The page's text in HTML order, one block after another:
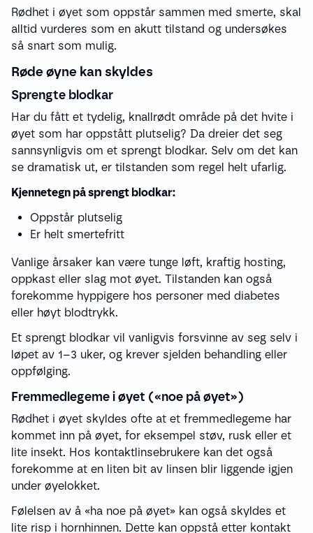
Rødhet i øyet som oppstår sammen med smerte, skal
alltid vurderes som en akutt tilstand og undersøkes
så snart som mulig.
Røde øyne kan skyldes
Sprengte blodkar
Har du fått et tydelig, knallrødt område på det hvite i
øyet som har oppstått plutselig? Da dreier det seg
sannsynligvis om et sprengt blodkar. Selv om det kan
se dramatisk ut, er tilstanden som regel helt ufarlig.
Kjennetegn på sprengt blodkar:
Oppstår plutselig
Er helt smertefritt
Vanlige årsaker kan være tunge løft, kraftig hosting,
oppkast eller slag mot øyet. Tilstanden kan også
forekomme hyppigere hos personer med diabetes
eller høyt blodtrykk.
Et sprengt blodkar vil vanligvis forsvinne av seg selv i
løpet av 1–3 uker, og krever sjelden behandling eller
oppfølging.
Fremmedlegeme i øyet («noe på øyet»)
Rødhet i øyet skyldes ofte at et fremmedlegeme har
kommet inn på øyet, for eksempel støv, rusk eller et
lite insekt. Hos kontaktlinsebrukere kan det også
forekomme at en liten bit av linsen blir liggende igjen
under øyelokket.
Følelsen av å «ha noe på øyet» kan også skyldes et
lite risp i hornhinnen. Dette kan oppstå etter kontakt